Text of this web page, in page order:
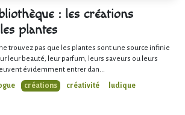
: les créations
plantes
trouvez pas que les plantes sont une source infinie
beauté, leur parfum, leurs saveurs ou leurs
évidemment entrer dan...
créations créativité ludique